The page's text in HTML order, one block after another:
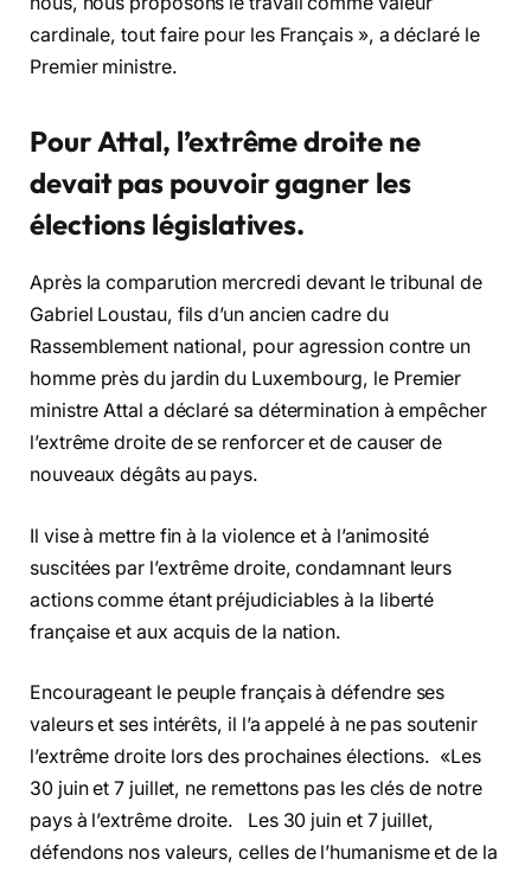
cardinale, tout faire pour les Français », a déclaré le
Premier ministre.
Pour Attal, l’extrême droite ne
devait pas pouvoir gagner les
élections législatives.
Après la comparution mercredi devant le tribunal de
Gabriel Loustau, fils d’un ancien cadre du
Rassemblement national, pour agression contre un
homme près du jardin du Luxembourg, le Premier
ministre Attal a déclaré sa détermination à empêcher
l’extrême droite de se renforcer et de causer de
nouveaux dégâts au pays.
Il vise à mettre fin à la violence et à l’animosité
suscitées par l’extrême droite, condamnant leurs
actions comme étant préjudiciables à la liberté
française et aux acquis de la nation.
Encourageant le peuple français à défendre ses
valeurs et ses intérêts, il l’a appelé à ne pas soutenir
l’extrême droite lors des prochaines élections. «Les
30 juin et 7 juillet, ne remettons pas les clés de notre
pays à l’extrême droite. Les 30 juin et 7 juillet,
défendons nos valeurs, celles de l’humanisme et de la